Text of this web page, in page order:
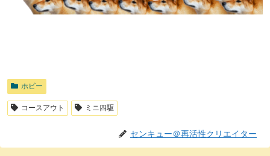
ホビー
コースアウト ミニ四駆
センキュー＠再活性クリエイター